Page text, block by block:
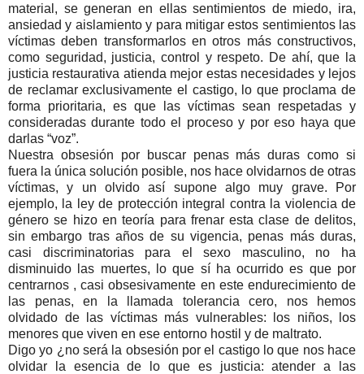
material, se generan en ellas sentimientos de miedo, ira,
ansiedad y aislamiento y para mitigar estos sentimientos las
víctimas deben transformarlos en otros más constructivos,
como seguridad, justicia, control y respeto. De ahí, que la
justicia restaurativa atienda mejor estas necesidades y lejos
de reclamar exclusivamente el castigo, lo que proclama de
forma prioritaria, es que las víctimas sean respetadas y
consideradas durante todo el proceso y por eso haya que
darlas “voz”.
Nuestra obsesión por buscar penas más duras como si
fuera la única solución posible, nos hace olvidarnos de otras
víctimas, y un olvido así supone algo muy grave. Por
ejemplo, la ley de protección integral contra la violencia de
género se hizo en teoría para frenar esta clase de delitos,
sin embargo tras años de su vigencia, penas más duras,
casi discriminatorias para el sexo masculino, no ha
disminuido las muertes, lo que sí ha ocurrido es que por
centrarnos , casi obsesivamente en este endurecimiento de
las penas, en la llamada tolerancia cero, nos hemos
olvidado de las víctimas más vulnerables: los niños, los
menores que viven en ese entorno hostil y de maltrato.
Digo yo ¿no será la obsesión por el castigo lo que nos hace
olvidar la esencia de lo que es justicia: atender a las